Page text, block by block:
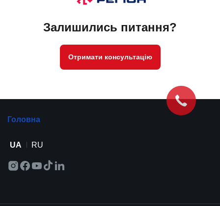
Залишились питання?
Отримати консультацію
Головна
UA RU